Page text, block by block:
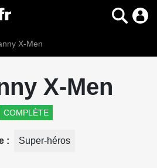
X-Men
X-Men
COMPLÈTE
Super-héros